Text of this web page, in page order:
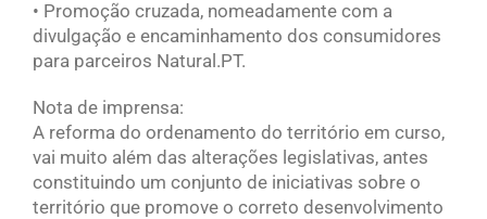
• Promoção cruzada, nomeadamente com a
divulgação e encaminhamento dos consumidores
para parceiros Natural.PT.
Nota de imprensa:
A reforma do ordenamento do território em curso,
vai muito além das alterações legislativas, antes
constituindo um conjunto de iniciativas sobre o
território que promove o correto desenvolvimento